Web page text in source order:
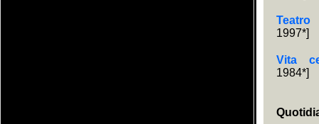
1997*]
Vita
1984*]